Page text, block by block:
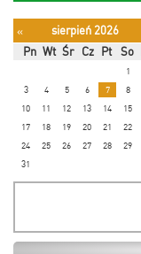
« sierpień 2026
Pn Wt Śr Cz Pt So
1
3
4 5 6 7 8
10
11 12 13 14 15
17
18 19 20 21 22
24
25 26 27 28 29
31